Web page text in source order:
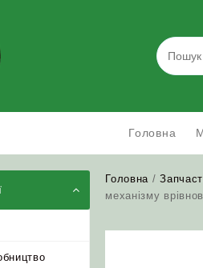
Головна
Головна /
механізму